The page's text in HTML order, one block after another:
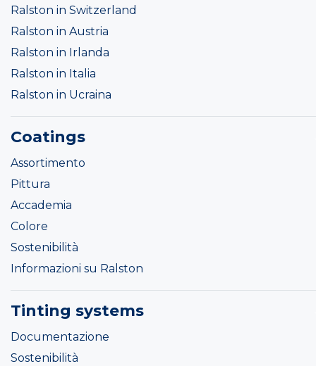
Ralston in Switzerland
Ralston in Austria
Ralston in Irlanda
Ralston in Italia
Ralston in Ucraina
Coatings
Assortimento
Pittura
Accademia
Colore
Sostenibilità
Informazioni su Ralston
Tinting systems
Documentazione
Sostenibilità